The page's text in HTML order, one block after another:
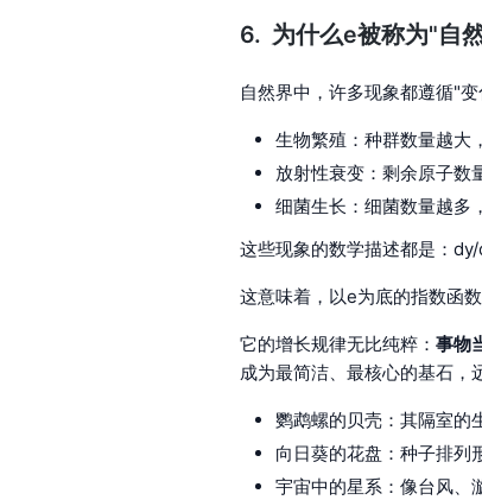
为什么e被称为"自
自然界中，许多现象都遵循"
生物繁殖：种群数量越大
放射性衰变：剩余原子数
细菌生长：细菌数量越多
这些现象的数学描述都是：
这意味着，以e为底的指数函
它的增长规律无比纯粹： 事物
成为最简洁、最核心的基石，
鹦鹉螺的贝壳：其隔室的
向日葵的花盘：种子排列
宇宙中的星系：像台风、